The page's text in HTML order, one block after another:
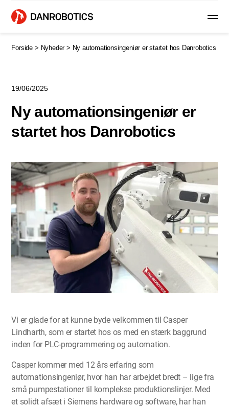
Forside > Nyheder > Ny automationsingeniør er startet hos Danrobotics
19/06/2025
Ny automationsingeniør er
startet hos Danrobotics
Vi er glade for at kunne byde velkommen til Casper
Lindharth, som er startet hos os med en stærk baggrund
inden for PLC-programmering og automation.
Casper kommer med 12 års erfaring som
automationsingeniør, hvor han har arbejdet bredt – lige fra
små pumpestationer til komplekse produktionslinjer. Med
et solidt afsæt i Siemens hardware og software, har han